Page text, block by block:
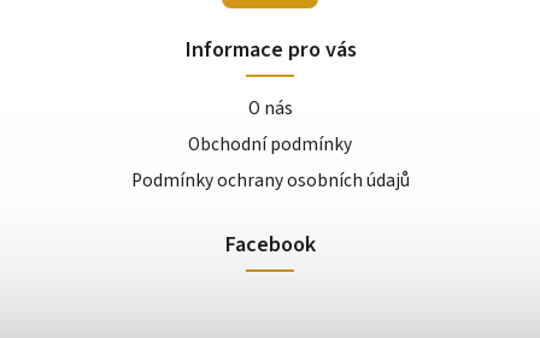
Informace pro vás
O nás
Obchodní podmínky
Podmínky ochrany osobních údajů
Facebook